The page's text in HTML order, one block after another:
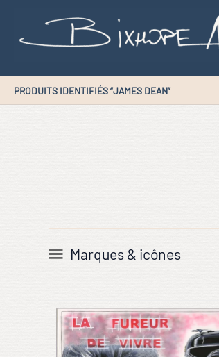
PRODUITS IDENTIFIÉS “JAMES DEAN”
Marques & icônes